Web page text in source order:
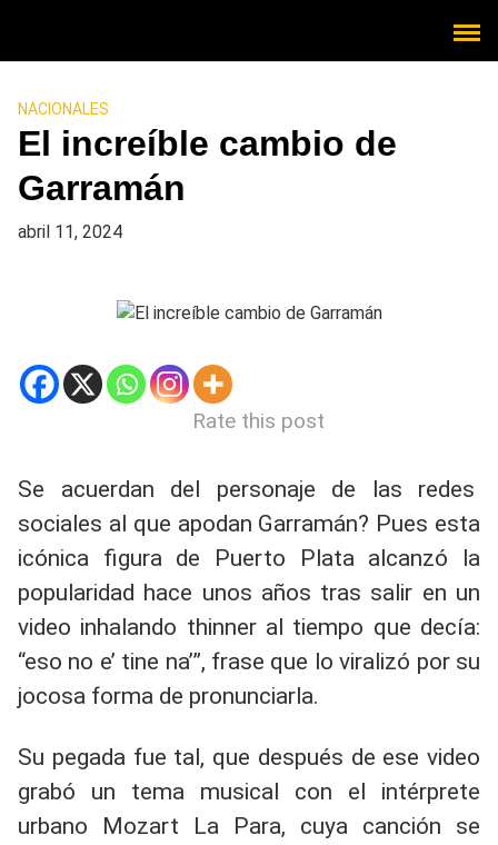
NACIONALES
El increíble cambio de
Garramán
abril 11, 2024
Rate this post
Se acuerdan del personaje de las redes
sociales al que apodan Garramán? Pues esta
icónica figura de Puerto Plata alcanzó la
popularidad hace unos años tras salir en un
video inhalando thinner al tiempo que decía:
“eso no e’ tine na’”, frase que lo viralizó por su
jocosa forma de pronunciarla.
Su pegada fue tal, que después de ese video
grabó un tema musical con el intérprete
urbano Mozart La Para, cuya canción se